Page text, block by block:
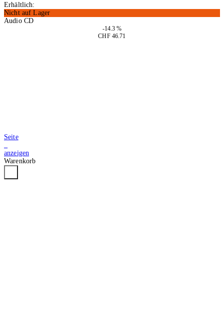
Erhältlich:
Nicht auf Lager
Audio CD
-14.3 %
CHF 46.71
Seite
anzeigen
Warenkorb